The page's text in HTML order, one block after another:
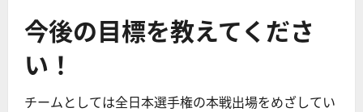
今後の目標を教えてくださ
い！
チームとしては全日本選手権の本戦出場をめざしてい